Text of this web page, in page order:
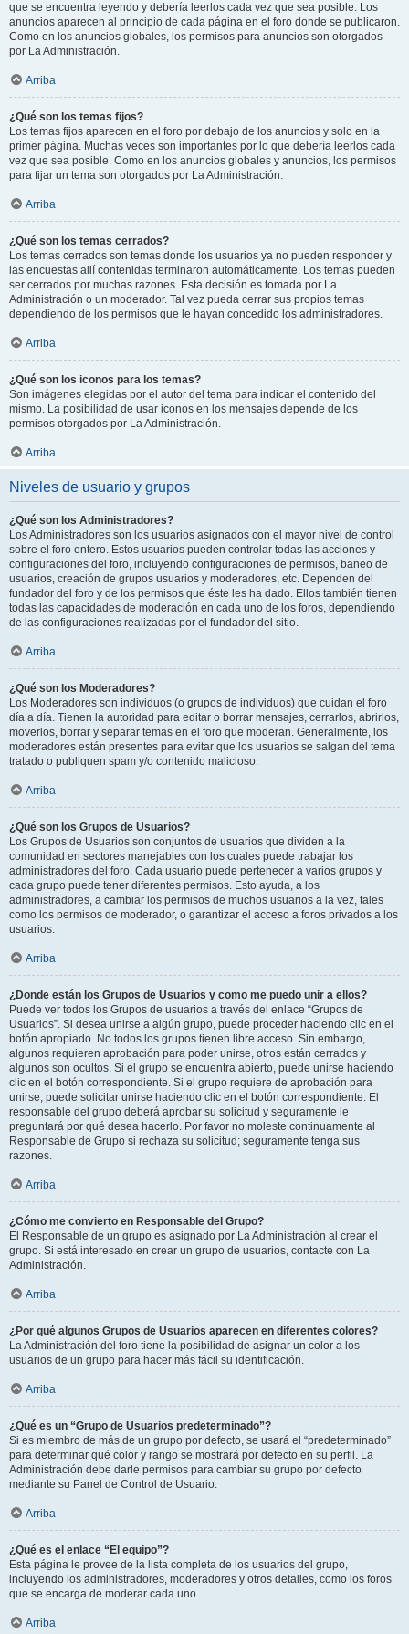
que se encuentra leyendo y debería leerlos cada vez que sea posible. Los
anuncios aparecen al principio de cada página en el foro donde se publicaron.
Como en los anuncios globales, los permisos para anuncios son otorgados
por La Administración.
Arriba
¿Qué son los temas fijos?
Los temas fijos aparecen en el foro por debajo de los anuncios y solo en la
primer página. Muchas veces son importantes por lo que debería leerlos cada
vez que sea posible. Como en los anuncios globales y anuncios, los permisos
para fijar un tema son otorgados por La Administración.
Arriba
¿Qué son los temas cerrados?
Los temas cerrados son temas donde los usuarios ya no pueden responder y
las encuestas allí contenidas terminaron automáticamente. Los temas pueden
ser cerrados por muchas razones. Esta decisión es tomada por La
Administración o un moderador. Tal vez pueda cerrar sus propios temas
dependiendo de los permisos que le hayan concedido los administradores.
Arriba
¿Qué son los iconos para los temas?
Son imágenes elegidas por el autor del tema para indicar el contenido del
mismo. La posibilidad de usar iconos en los mensajes depende de los
permisos otorgados por La Administración.
Arriba
Niveles de usuario y grupos
¿Qué son los Administradores?
Los Administradores son los usuarios asignados con el mayor nivel de control
sobre el foro entero. Estos usuarios pueden controlar todas las acciones y
configuraciones del foro, incluyendo configuraciones de permisos, baneo de
usuarios, creación de grupos usuarios y moderadores, etc. Dependen del
fundador del foro y de los permisos que éste les ha dado. Ellos también tienen
todas las capacidades de moderación en cada uno de los foros, dependiendo
de las configuraciones realizadas por el fundador del sitio.
Arriba
¿Qué son los Moderadores?
Los Moderadores son individuos (o grupos de individuos) que cuidan el foro
día a día. Tienen la autoridad para editar o borrar mensajes, cerrarlos, abrirlos,
moverlos, borrar y separar temas en el foro que moderan. Generalmente, los
moderadores están presentes para evitar que los usuarios se salgan del tema
tratado o publiquen spam y/o contenido malicioso.
Arriba
¿Qué son los Grupos de Usuarios?
Los Grupos de Usuarios son conjuntos de usuarios que dividen a la
comunidad en sectores manejables con los cuales puede trabajar los
administradores del foro. Cada usuario puede pertenecer a varios grupos y
cada grupo puede tener diferentes permisos. Esto ayuda, a los
administradores, a cambiar los permisos de muchos usuarios a la vez, tales
como los permisos de moderador, o garantizar el acceso a foros privados a los
usuarios.
Arriba
¿Donde están los Grupos de Usuarios y como me puedo unir a ellos?
Puede ver todos los Grupos de usuarios a través del enlace “Grupos de
Usuarios”. Si desea unirse a algún grupo, puede proceder haciendo clic en el
botón apropiado. No todos los grupos tienen libre acceso. Sin embargo,
algunos requieren aprobación para poder unirse, otros están cerrados y
algunos son ocultos. Si el grupo se encuentra abierto, puede unirse haciendo
clic en el botón correspondiente. Si el grupo requiere de aprobación para
unirse, puede solicitar unirse haciendo clic en el botón correspondiente. El
responsable del grupo deberá aprobar su solicitud y seguramente le
preguntará por qué desea hacerlo. Por favor no moleste continuamente al
Responsable de Grupo si rechaza su solicitud; seguramente tenga sus
razones.
Arriba
¿Cómo me convierto en Responsable del Grupo?
El Responsable de un grupo es asignado por La Administración al crear el
grupo. Si está interesado en crear un grupo de usuarios, contacte con La
Administración.
Arriba
¿Por qué algunos Grupos de Usuarios aparecen en diferentes colores?
La Administración del foro tiene la posibilidad de asignar un color a los
usuarios de un grupo para hacer más fácil su identificación.
Arriba
¿Qué es un “Grupo de Usuarios predeterminado”?
Si es miembro de más de un grupo por defecto, se usará el “predeterminado”
para determinar qué color y rango se mostrará por defecto en su perfil. La
Administración debe darle permisos para cambiar su grupo por defecto
mediante su Panel de Control de Usuario.
Arriba
¿Qué es el enlace “El equipo”?
Esta página le provee de la lista completa de los usuarios del grupo,
incluyendo los administradores, moderadores y otros detalles, como los foros
que se encarga de moderar cada uno.
Arriba